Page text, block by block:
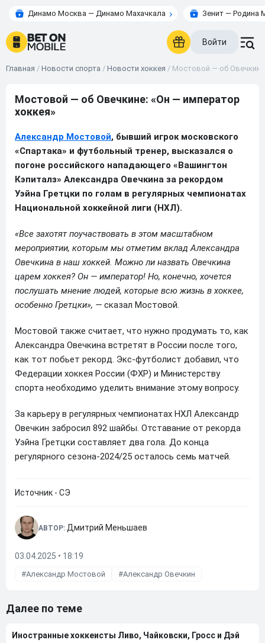
Динамо Москва — Динамо Махачкала Зенит — Родина
Войти
Главная / Новости спорта / Новости хоккея / Мостовой — об
Мостовой — об Овечкине: «Он — император
хоккея»
Александр Мостовой, бывший игрок московского
«Спартака» и футбольный тренер, высказался о
погоне российского нападающего «Вашингтон
Кэпиталз» Александра Овечкина за рекордом
Уэйна Гретцки по голам в регулярных чемпионатах
Национальной хоккейной лиги (НХЛ).
«Все захотят поучаствовать в этом масштабном
мероприятии, которым мы отметим вклад Александра
Овечкина в наш хоккей. Можно ли назвать Овечкина
царем хоккея? Он — император! Но, конечно, хочется
послушать мнение людей, которые всю жизнь в хоккее,
особенно Гретцки», — сказал Мостовой.
Мостовой также считает, что нужно продумать то, как
Александра Овечкина встретят в России после того,
как тот побьет рекорд. Экс-футболист добавил, что
Федерации хоккея России (ФХР) и Министерству
спорта необходимо уделить внимание этому вопросу.
За карьеру в регулярных чемпионатах НХЛ Александр
Овечкин забросил 892 шайбы. Отставание от рекорда
Уэйна Гретцки составляет два гола. До конца
регулярного сезона-2024/25 осталось семь матчей.
Источник - СЭ
АВТОР: Дмитрий Меньшаев
03.04.2025 • 18:19
Александр Мостовой Александр Овечкин
Далее по теме
Иностранные хоккеисты Ливо, Чайковски, Гросс и Дэй